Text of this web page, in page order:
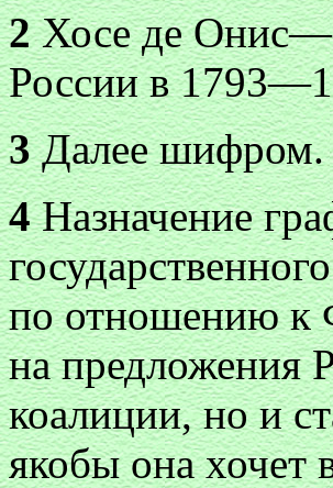
2Хосе де Онис—
России в
3Далее шифром.
4Назначение
по отношению к
на предложения
коалиции, но и
якобы она хочет